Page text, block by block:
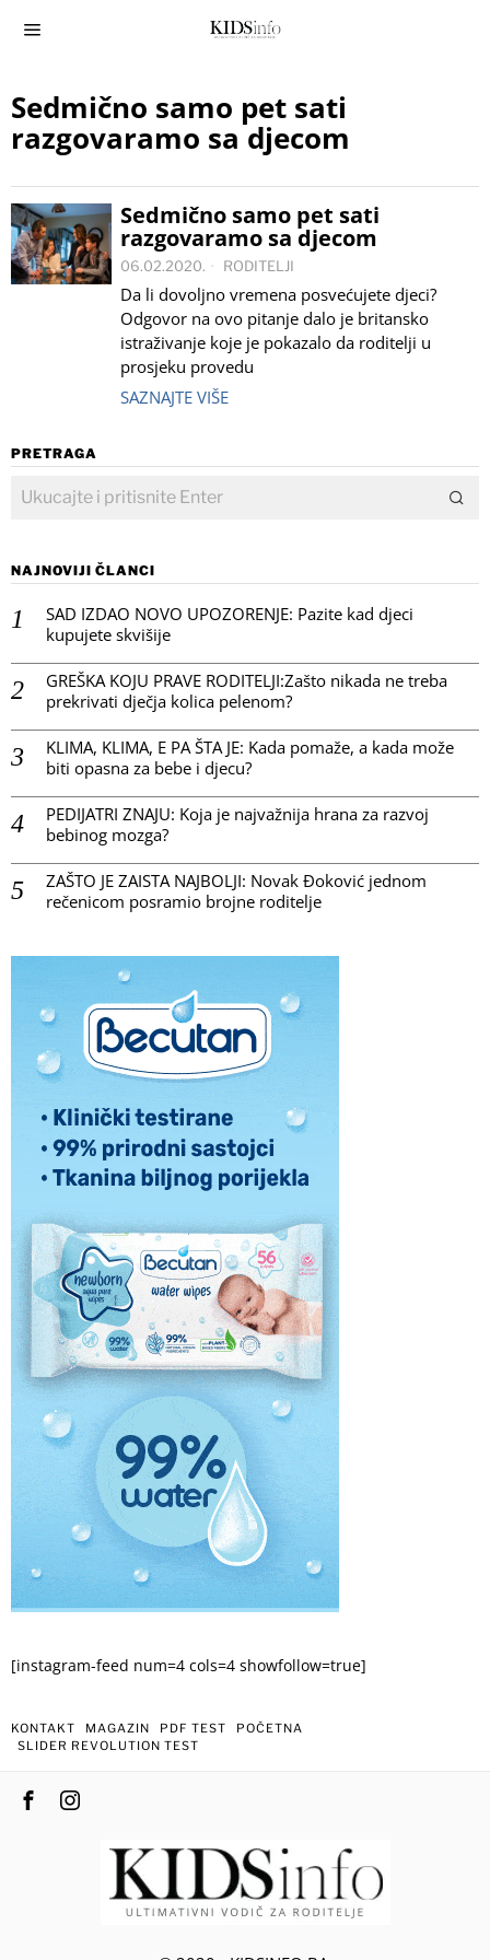
Sedmično samo pet sati
razgovaramo sa djecom
Sedmično samo pet sati
razgovaramo sa djecom
06.02.2020. RODITELJI
Da li dovoljno vremena posvećujete djeci?
Odgovor na ovo pitanje dalo je britansko
istraživanje koje je pokazalo da roditelji u
prosjeku provedu
SAZNAJTE VIŠE
PRETRAGA
NAJNOVIJI ČLANCI
SAD IZDAO NOVO UPOZORENJE: Pazite kad djeci
kupujete skvišije
GREŠKA KOJU PRAVE RODITELJI:Zašto nikada ne treba
prekrivati dječja kolica pelenom?
KLIMA, KLIMA, E PA ŠTA JE: Kada pomaže, a kada može
biti opasna za bebe i djecu?
PEDIJATRI ZNAJU: Koja je najvažnija hrana za razvoj
bebinog mozga?
ZAŠTO JE ZAISTA NAJBOLJI: Novak Đoković jednom
rečenicom posramio brojne roditelje
[instagram-feed num=4 cols=4 showfollow=true]
KONTAKT MAGAZIN PDF TEST
POČETNA
SLIDER REVOLUTION TEST